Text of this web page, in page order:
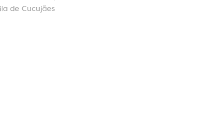
de Cucujães